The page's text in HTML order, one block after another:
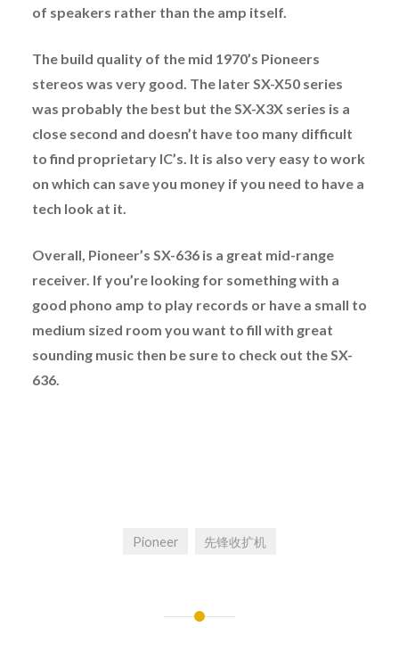
of speakers rather than the amp itself.
The build quality of the mid 1970’s Pioneers
stereos was very good. The later SX-X50 series
was probably the best but the SX-X3X series is a
close second and doesn’t have too many difficult
to find proprietary IC’s. It is also very easy to work
on which can save you money if you need to have a
tech look at it.
Overall, Pioneer’s SX-636 is a great mid-range
receiver. If you’re looking for something with a
good phono amp to play records or have a small to
medium sized room you want to fill with great
sounding music then be sure to check out the SX-
636.
Pioneer 先锋收扩机